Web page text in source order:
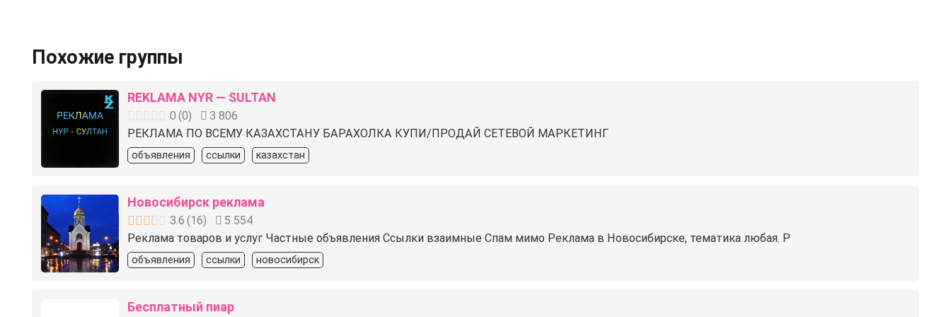
Похожие группы
REKLAMA NYR — SULTAN
0 (0)
3 806
РЕКЛАМА ПО ВСЕМУ КАЗАХСТАНУ БАРАХОЛКА КУПИ/ПРОДАЙ СЕТЕВОЙ МАРКЕТИНГ
объявления ссылки казахстан
Новосибирск реклама
3.6 (16)
5 554
Реклама товаров и услуг Частные объявления Ссылки взаимные Спам мимо Реклама в Новосибирске, тематика любая. Р
объявления ссылки новосибирск
Бесплатный пиар